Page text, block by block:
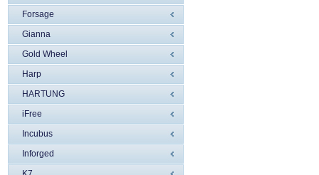
Forsage
Gianna
Gold Wheel
Harp
HARTUNG
iFree
Incubus
Inforged